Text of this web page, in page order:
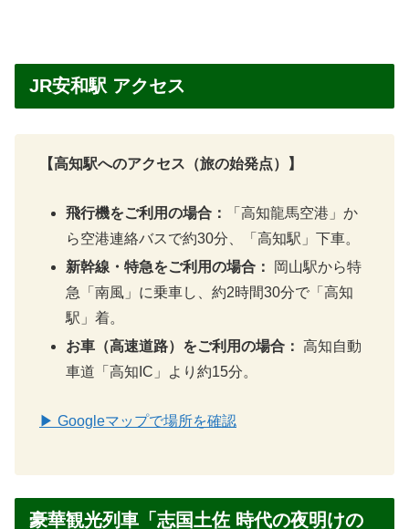
JR安和駅 アクセス
【高知駅へのアクセス（旅の始発点）】
飛行機をご利用の場合：
「高知龍馬空港」か
ら空港連絡バスで約30分、「高知駅」下車。
新幹線・特急をご利用の場合：
岡山駅から特
急「南風」に乗車し、約2時間30分で「高知
駅」着。
お車（高速道路）をご利用の場合：
高知自動
車道「高知IC」より約15分。
▶ Googleマップで場所を確認
豪華観光列車「志国土佐 時代の夜明けの